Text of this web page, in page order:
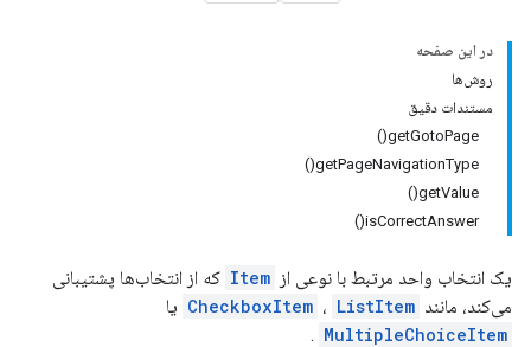
در این صفحه
روش‌ها
مستندات دقیق
getGotoPage()
getPageNavigationType()
getValue()
isCorrectAnswer()
یک انتخاب واحد مرتبط با نوعی از Item که از انتخاب‌ها پشتیبانی
می‌کند، مانند
CheckboxItem ، ListItem
یا
MultipleChoiceItem
.